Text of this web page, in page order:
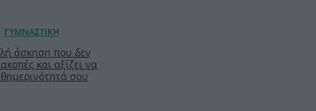
άσκηση που δεν
και αξίζει να
σου